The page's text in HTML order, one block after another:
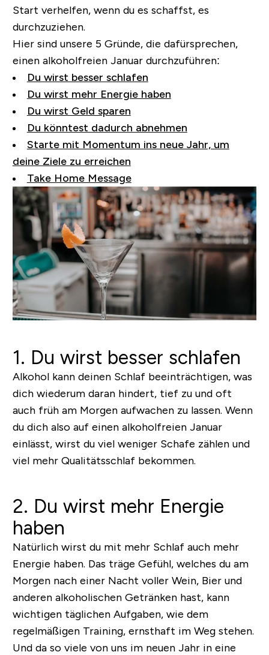
Start verhelfen, wenn du es schaffst, es
durchzuziehen.
Hier sind unsere 5 Gründe, die dafürsprechen,
einen alkoholfreien Januar durchzuführen:
Du wirst besser schlafen
Du wirst mehr Energie haben
Du wirst Geld sparen
Du könntest dadurch abnehmen
Starte mit Momentum ins neue Jahr, um
deine Ziele zu erreichen
Take Home Message
1. Du wirst besser schlafen
Alkohol kann deinen Schlaf beeinträchtigen, was
dich wiederum daran hindert, tief zu und oft
auch früh am Morgen aufwachen zu lassen. Wenn
du dich also auf einen alkoholfreien Januar
einlässt, wirst du viel weniger Schafe zählen und
viel mehr Qualitätsschlaf bekommen.
2. Du wirst mehr Energie
haben
Natürlich wirst du mit mehr Schlaf auch mehr
Energie haben. Das träge Gefühl, welches du am
Morgen nach einer Nacht voller Wein, Bier und
anderen alkoholischen Getränken hast, kann
wichtigen täglichen Aufgaben, wie dem
regelmäßigen Training, ernsthaft im Weg stehen.
Und da so viele von uns im neuen Jahr in eine